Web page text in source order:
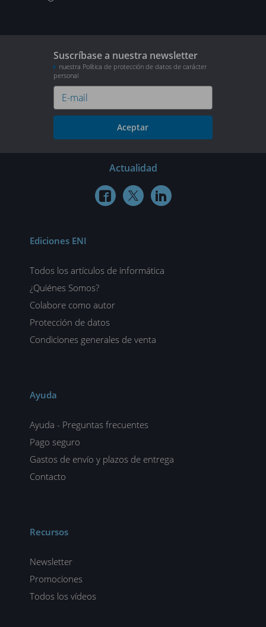
Suscríbase a nuestra newsletter
nuestra Política de protección de datos de carácter
personal
Aceptar
Actualidad
  
Ediciones ENI
Todos los artículos de informática
¿Quiénes Somos?
Colabore como autor
Protección de datos
Condiciones generales de venta
Ayuda
Ayuda - Preguntas frecuentes
Pago seguro
Gastos de envío y plazos de entrega
Contacto
Recursos
Newsletter
Promociones
Todos los vídeos